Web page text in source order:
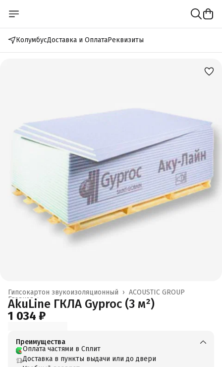
КолумбусДоставка и ОплатаРеквизиты
ACOUSTIC GROUP
Гипсокартон звукоизоляционный ›
Главная ›
AkuLine ГКЛА Gyproc (3 м²)
1 034 ₽
Преимущества
Оплата частями в Сплит
Доставка в пункты выдачи или до двери